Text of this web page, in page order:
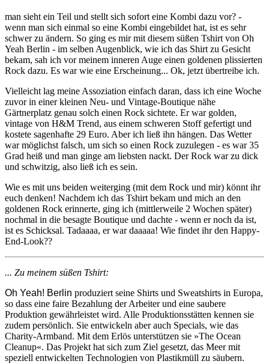
man sieht ein Teil und stellt sich sofort eine Kombi dazu vor? -
wenn man sich einmal so eine Kombi eingebildet hat, ist es sehr
schwer zu ändern. So ging es mir mit diesem süßen Tshirt von Oh
Yeah Berlin - im selben Augenblick, wie ich das Shirt zu Gesicht
bekam, sah ich vor meinem inneren Auge einen goldenen plissierten
Rock dazu. Es war wie eine Erscheinung... Ok, jetzt übertreibe ich.
Vielleicht lag meine Assoziation einfach daran, dass ich eine Woche
zuvor in einer kleinen Neu- und Vintage-Boutique nähe
Gärtnerplatz genau solch einen Rock sichtete. Er war golden,
vintage von H&M Trend, aus einem schweren Stoff gefertigt und
kostete sagenhafte 29 Euro. Aber ich ließ ihn hängen. Das Wetter
war möglichst falsch, um sich so einen Rock zuzulegen - es war 35
Grad heiß und man ginge am liebsten nackt. Der Rock war zu dick
und schwitzig, also ließ ich es sein.
Wie es mit uns beiden weiterging (mit dem Rock und mir) könnt ihr
euch denken! Nachdem ich das Tshirt bekam und mich an den
goldenen Rock erinnerte, ging ich (mittlerweile 2 Wochen später)
nochmal in die besagte Boutique und dachte - wenn er noch da ist,
ist es Schicksal. Tadaaaa, er war daaaaa! Wie findet ihr den Happy-
End-Look??
... Zu meinem süßen Tshirt:
Oh Yeah! Berlin produziert seine Shirts und Sweatshirts in Europa,
so dass eine faire Bezahlung der Arbeiter und eine saubere
Produktion gewährleistet wird. Alle Produktionsstätten kennen sie
zudem persönlich. Sie entwickeln aber auch Specials, wie das
Charity-Armband. Mit dem Erlös unterstützen sie »The Ocean
Cleanup«. Das Projekt hat sich zum Ziel gesetzt, das Meer mit
speziell entwickelten Technologien von Plastikmüll zu säubern.